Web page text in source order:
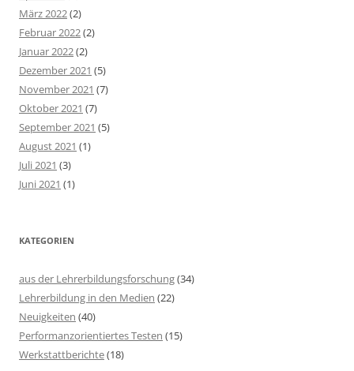
März 2022(2)
Februar 2022(2)
Januar 2022(2)
Dezember 2021 (5)
November 2021 (7)
Oktober 2021 (7)
September 2021 (5)
August 2021 (1)
Juli 2021 (3)
Juni 2021 (1)
KATEGORIEN
aus der Lehrerbildungsforschung(34)
Lehrerbildung in den Medien (22)
Neuigkeiten (40)
Performanzorientiertes Testen (15)
Werkstattberichte(18)